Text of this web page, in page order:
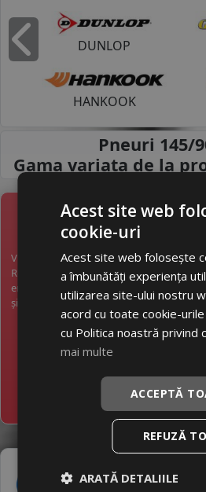
DUNLOP
HANKOOK
Inapoi
Pneuri 145/
Gama variata de la
Vreți să fiți la curent cu toate
România? Vreți să primiți pe email
email și veți primi pe email o dată pe
și noutăți.
This site is protected by
Privacy Policy
Acest site web
cookie-uri
Acest site web folosește
a îmbunătăți experiența
utilizarea site-ului nostru
acord cu toate cookie-
cu Politica noastră privind
mai multe
ACCEPTĂ
REFUZĂ
ARATĂ DETALIILE